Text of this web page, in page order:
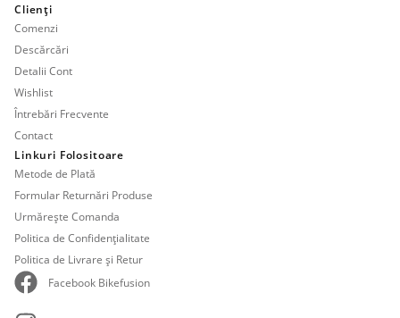
Clienți
Comenzi
Descărcări
Detalii Cont
Wishlist
Întrebări Frecvente
Contact
Linkuri Folositoare
Metode de Plată
Formular Returnări Produse
Urmărește Comanda
Politica de Confidențialitate
Politica de Livrare și Retur
Facebook Bikefusion